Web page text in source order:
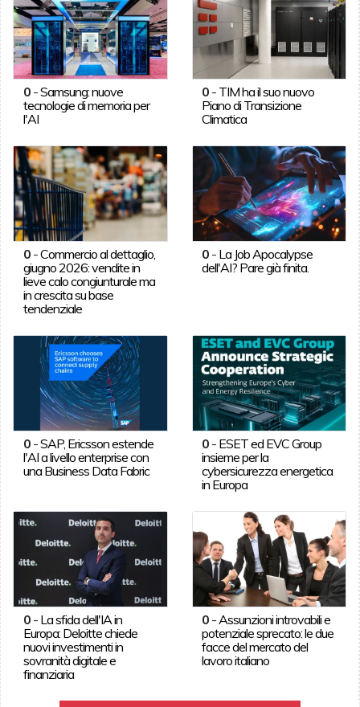
0-Samsung: nuove
tecnologie di memoria per
l'AI
0 - TIM ha il suo nuovo
Piano di Transizione
Climatica
0-Commercio al dettaglio,
giugno 2026: vendite in
lieve calo congiunturale ma
in crescita su base
tendenziale
0 - La Job Apocalypse
dell'AI? Pare già finita.
0-SAP, Ericsson estende
l'AI a livello enterprise con
una Business Data Fabric
0 - ESET ed EVC Group
insieme per la
cybersicurezza energetica
in Europa
0- La sfida dell'IA in
Europa: Deloitte chiede
nuovi investimenti in
sovranità digitale e
finanziaria
0 - Assunzioni introvabili e
potenziale sprecato: le due
facce del mercato del
lavoro italiano